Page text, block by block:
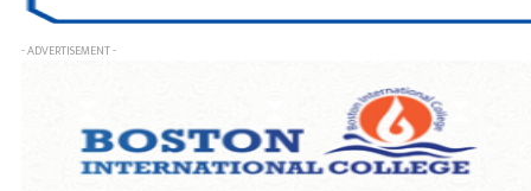
- ADVERTISEMENT -